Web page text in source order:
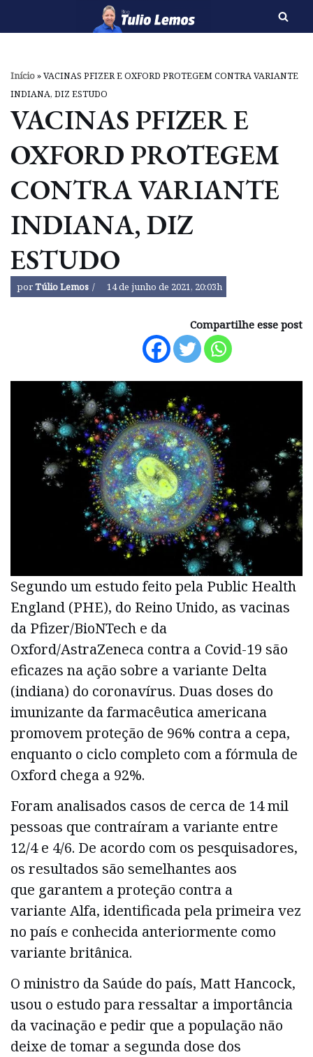
o
conteúdo
Início»VACINAS PFIZER E OXFORD PROTEGEM CONTRA VARIANTE
INDIANA, DIZ ESTUDO
VACINAS PFIZER E
OXFORD PROTEGEM
CONTRA VARIANTE
INDIANA, DIZ
ESTUDO
porTúlio Lemos 14 de junho de 2021, 20:03h
Compartilhe esse post
Segundo um estudo feito pela Public Health
England (PHE), do Reino Unido, as vacinas
da Pfizer/BioNTech e da
Oxford/AstraZeneca contra a Covid-19 são
eficazes na ação sobre a variante Delta
(indiana) do coronavírus. Duas doses do
imunizante da farmacêutica americana
promovem proteção de 96% contra a cepa,
enquanto o ciclo completo com a fórmula de
Oxford chega a 92%.
Foram analisados casos de cerca de 14 mil
pessoas que contraíram a variante entre
12/4 e 4/6. De acordo com os pesquisadores,
os resultados são semelhantes aos
que garantem a proteção contra a
variante Alfa, identificada pela primeira vez
no país e conhecida anteriormente como
variante britânica.
O ministro da Saúde do país, Matt Hancock,
usou o estudo para ressaltar a importância
da vacinação e pedir que a população não
deixe de tomar a segunda dose dos